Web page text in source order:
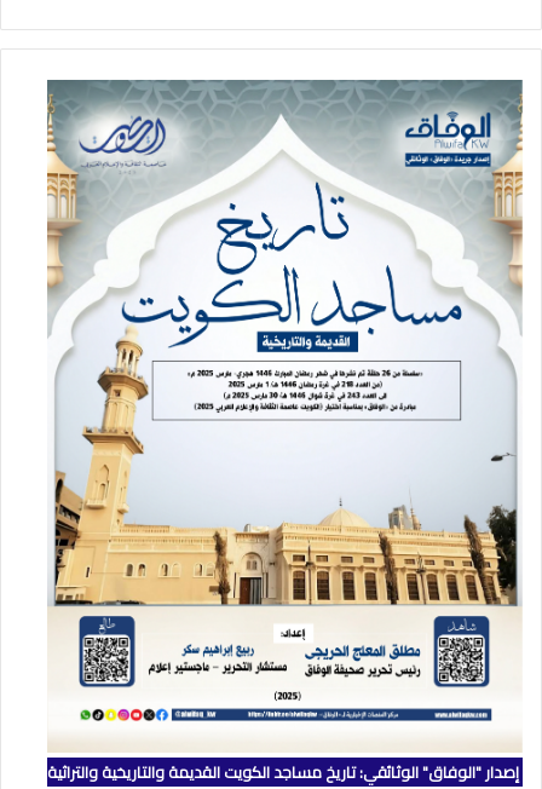
إصدار "الوفاق" الوثائقي: تاريخ مساجد الكويت القديمة والتاريخية والتراثية